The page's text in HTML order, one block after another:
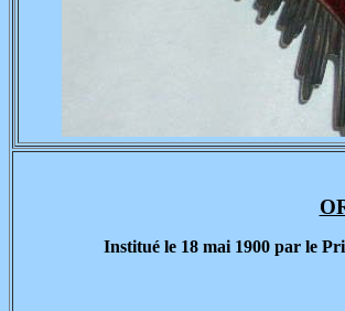
Institué le 18 mai 1900 par le